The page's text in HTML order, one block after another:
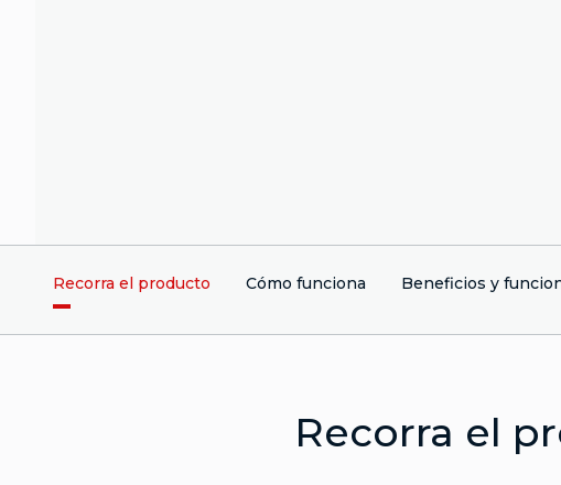
Recorra el producto Cómo funciona Beneficios y
Recorra el